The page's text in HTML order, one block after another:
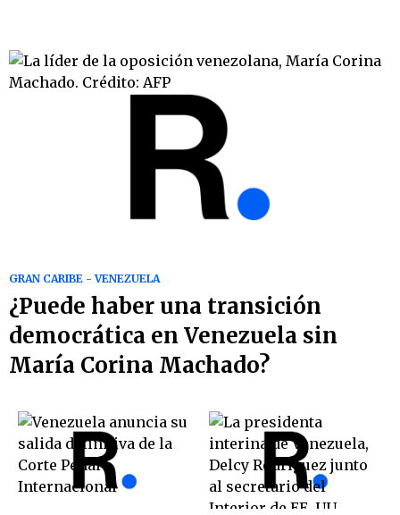
GRAN CARIBE - VENEZUELA
¿Puede haber una transición
democrática en Venezuela sin
María Corina Machado?